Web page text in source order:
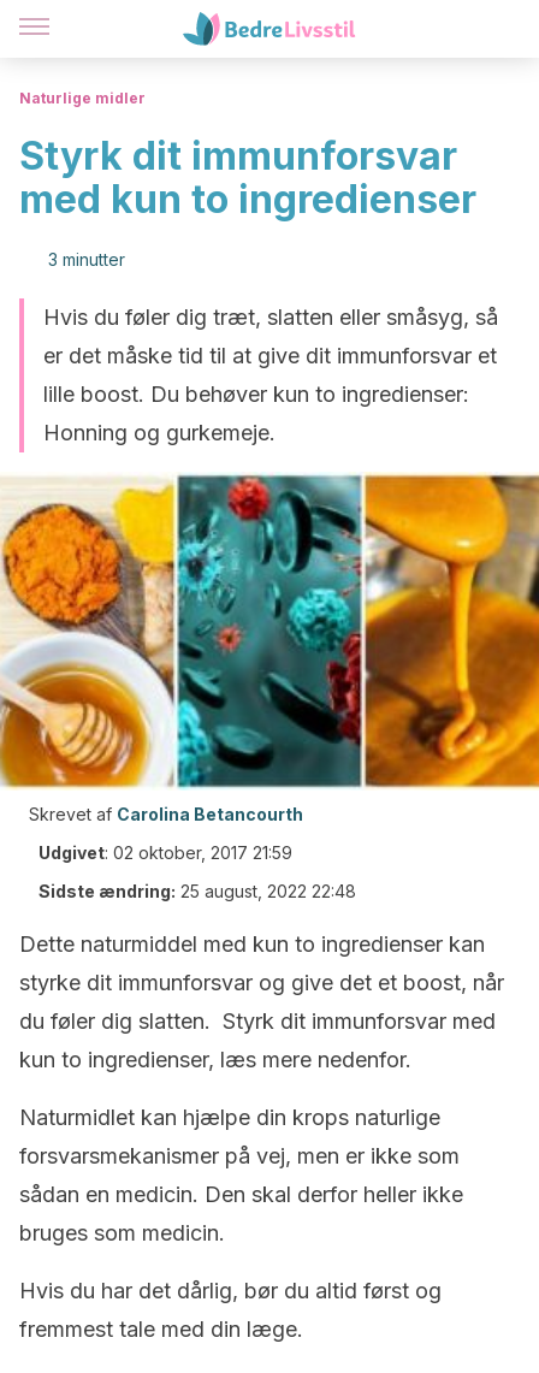
Naturlige midler
Styrk dit immunforsvar
med kun to ingredienser
3 minutter
Hvis du føler dig træt, slatten eller småsyg, så
er det måske tid til at give dit immunforsvar et
lille boost. Du behøver kun to ingredienser:
Honning og gurkemeje.
Skrevet af Carolina Betancourth
Udgivet: 02 oktober, 2017 21:59
Sidste ændring: 25 august, 2022 22:48
Dette naturmiddel med kun to ingredienser kan
styrke dit immunforsvar og give det et boost, når
du føler dig slatten. Styrk dit immunforsvar med
kun to ingredienser, læs mere nedenfor.
Naturmidlet kan hjælpe din krops naturlige
forsvarsmekanismer på vej, men er ikke som
sådan en medicin. Den skal derfor heller ikke
bruges som medicin.
Hvis du har det dårlig, bør du altid først og
fremmest tale med din læge.